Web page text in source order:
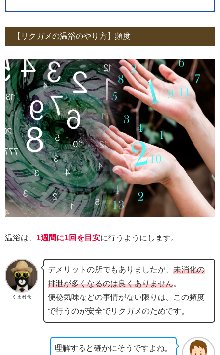
【リクガメの温浴のやり方】頻度
温浴は、 1週間に1回を目安に行うようにします。
くま村長
デメリットの所でもありましたが、未消化の
排泄が多くなるのは良くありません。
便秘気味などの事情がない限りは、この頻度
で行うのが安全でリクガメのためです。
理解すると確かにそうですよね。